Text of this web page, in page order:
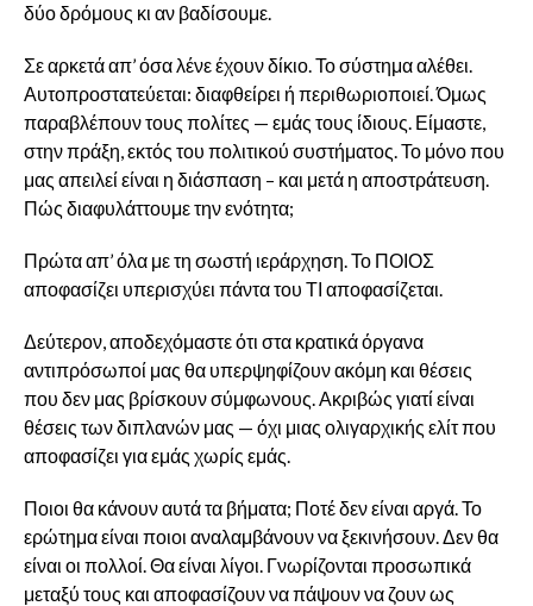
δύο δρόμους κι αν βαδίσουμε.
Σε αρκετά απ’ όσα λένε έχουν δίκιο. Το σύστημα αλέθει.
Αυτοπροστατεύεται: διαφθείρει ή περιθωριοποιεί. Όμως
παραβλέπουν τους πολίτες — εμάς τους ίδιους. Είμαστε,
στην πράξη, εκτός του πολιτικού συστήματος. Το μόνο που
μας απειλεί είναι η διάσπαση – και μετά η αποστράτευση.
Πώς διαφυλάττουμε την ενότητα;
Πρώτα απ’ όλα με τη σωστή ιεράρχηση. Το ΠΟΙΟΣ
αποφασίζει υπερισχύει πάντα του ΤΙ αποφασίζεται.
Δεύτερον, αποδεχόμαστε ότι στα κρατικά όργανα
αντιπρόσωποί μας θα υπερψηφίζουν ακόμη και θέσεις
που δεν μας βρίσκουν σύμφωνους. Ακριβώς γιατί είναι
θέσεις των διπλανών μας — όχι μιας ολιγαρχικής ελίτ που
αποφασίζει για εμάς χωρίς εμάς.
Ποιοι θα κάνουν αυτά τα βήματα; Ποτέ δεν είναι αργά. Το
ερώτημα είναι ποιοι αναλαμβάνουν να ξεκινήσουν. Δεν θα
είναι οι πολλοί. Θα είναι λίγοι. Γνωρίζονται προσωπικά
μεταξύ τους και αποφασίζουν να πάψουν να ζουν ως